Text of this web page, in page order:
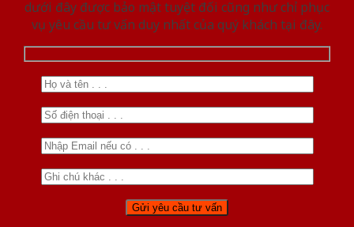
dưới đây được bảo mật tuyệt đối cũng như chỉ phục
vụ yêu cầu tư vấn duy nhất của quý khách tại đây.